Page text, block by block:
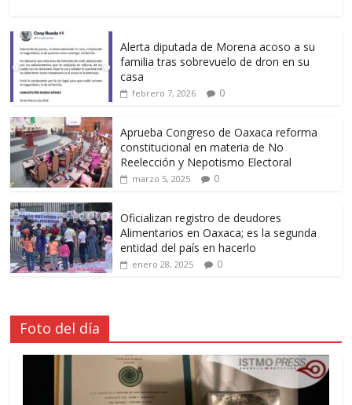
Alerta diputada de Morena acoso a su
familia tras sobrevuelo de dron en su
casa
febrero 7, 2026 0
Aprueba Congreso de Oaxaca reforma
constitucional en materia de No
Reelección y Nepotismo Electoral
marzo 5, 2025 0
Oficializan registro de deudores
Alimentarios en Oaxaca; es la segunda
entidad del país en hacerlo
enero 28, 2025 0
Foto del día